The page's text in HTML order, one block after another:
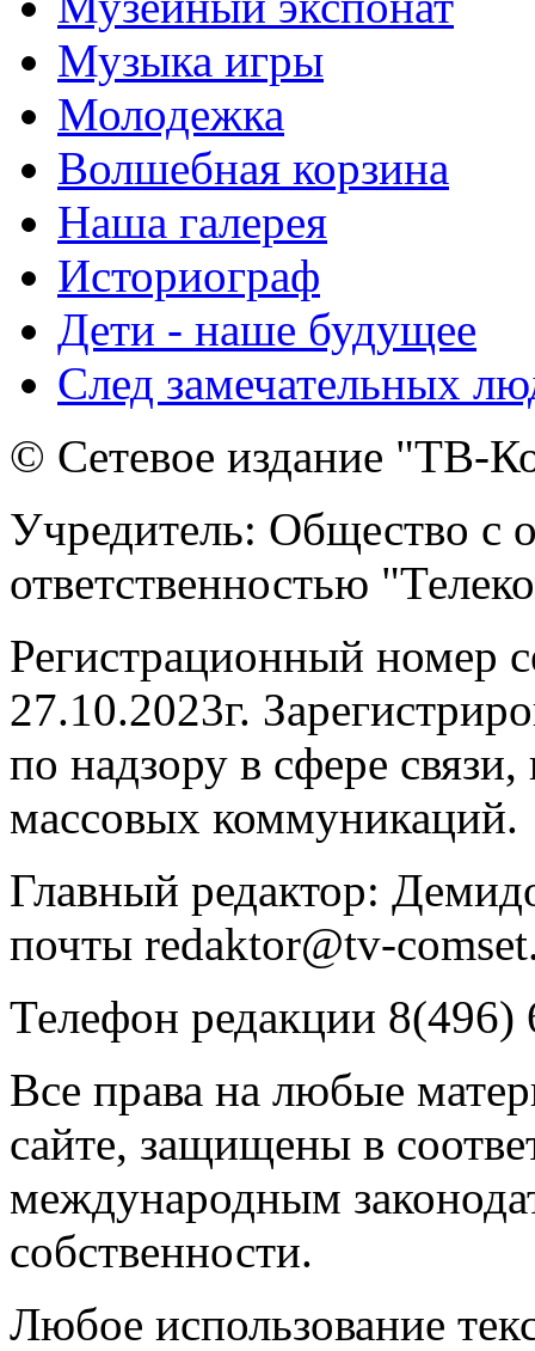
Музыка игры
Молодежка
Волшебная корзина
Наша галерея
Историограф
Дети - наше будущее
След замечательных
© Сетевое издание "ТВ-
Учредитель: Общество с
ответственностью
Регистрационный
27.10.2023г.
по надзору в сфере
массовых коммуникаций.
Главный редактор:
почты redaktor@tv-
Телефон редакции 8(496)
Все права на любые
сайте, защищены в
международным
собственности.
Любое использование